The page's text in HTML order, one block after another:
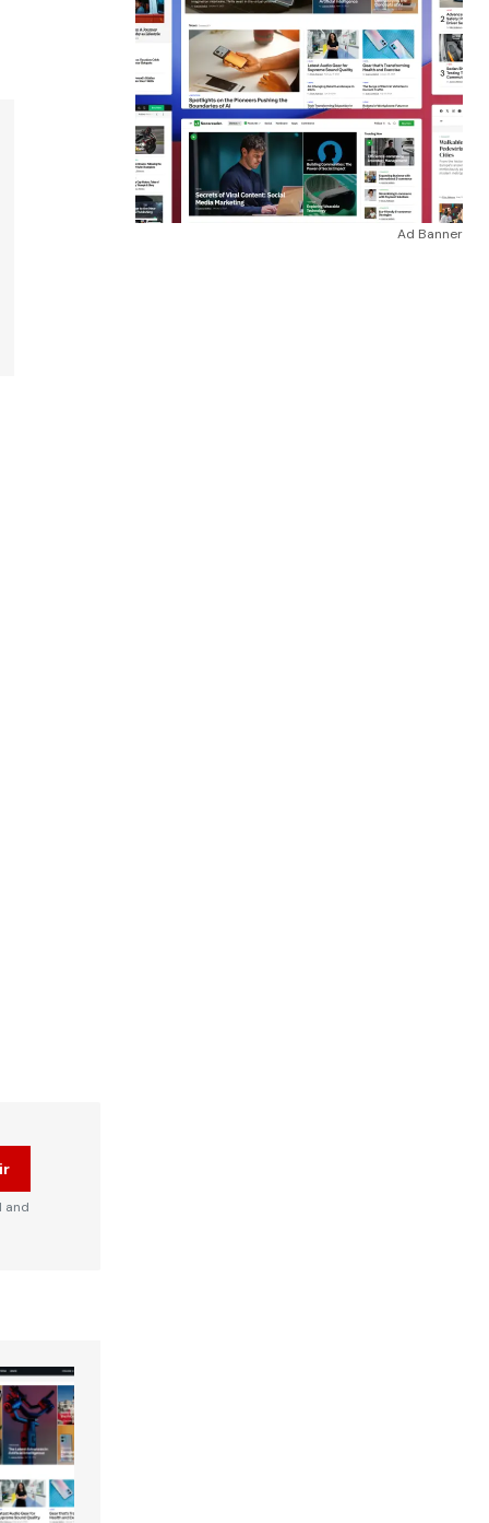
and
Ad Banner